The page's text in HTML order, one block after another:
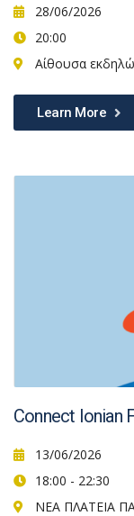
28/06/2026
20:00
Αίθουσα
Learn More
Connect Ionian
13/06/2026
18:00 - 22:30
ΝΕΑ ΠΛΑΤΕΙΑ